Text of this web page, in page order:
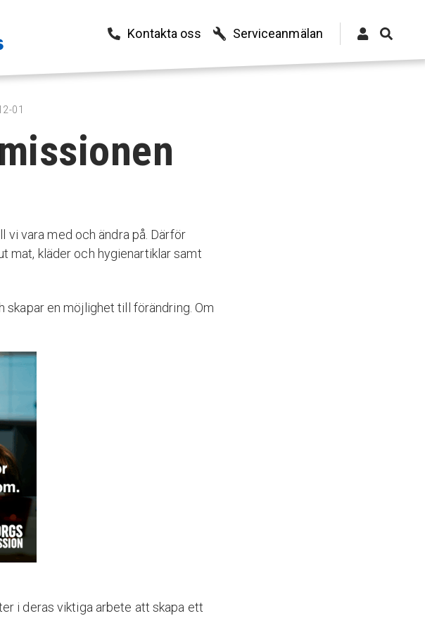
Kontakta oss Serviceanmälan
01
vara med och ändra på. Därför
mat, kläder och hygienartiklar samt
en möjlighet till förändring. Om
i deras viktiga arbete att skapa ett